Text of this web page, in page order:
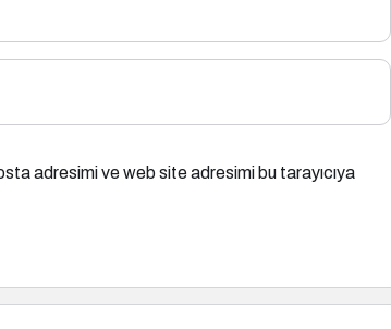
adresimi ve web site adresimi bu tarayıcıya